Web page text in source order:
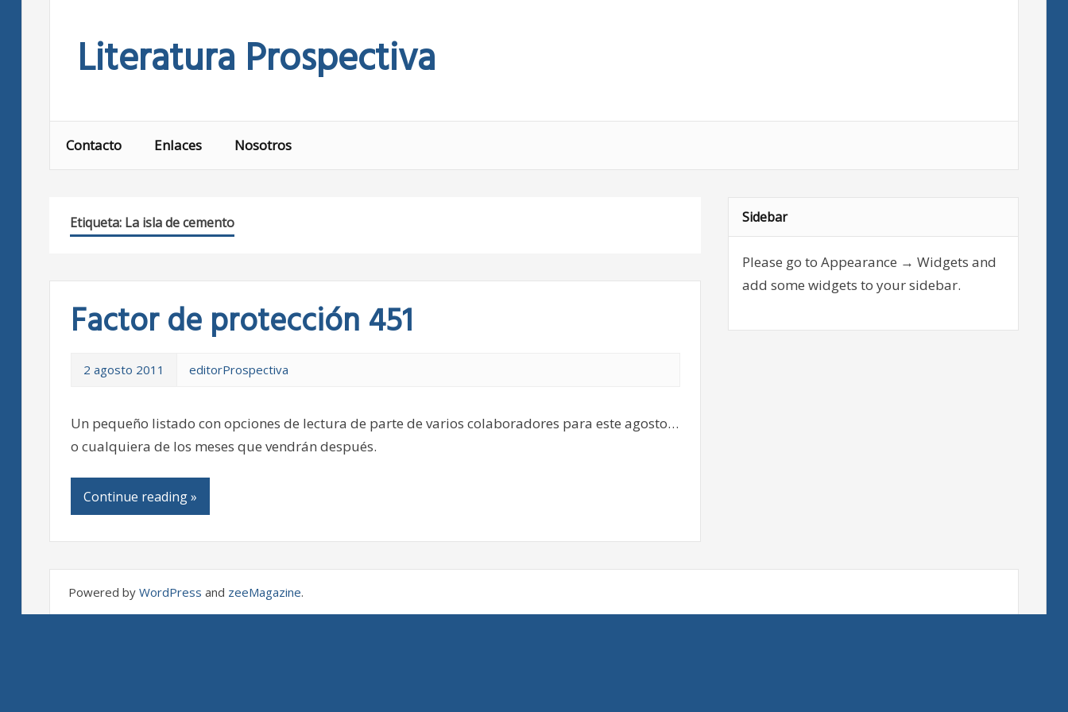
Literatura Prospectiva
Contacto Enlaces Nosotros
Etiqueta: La isla de cemento
Factor de protección 451
2 agosto 2011 editorProspectiva
Un pequeño listado con opciones de lectura de parte de varios colaboradores para este agosto…
o cualquiera de los meses que vendrán después.
Continue reading »
Sidebar
Please go to Appearance → Widgets and
add some widgets to your sidebar.
Powered by WordPress and zeeMagazine.